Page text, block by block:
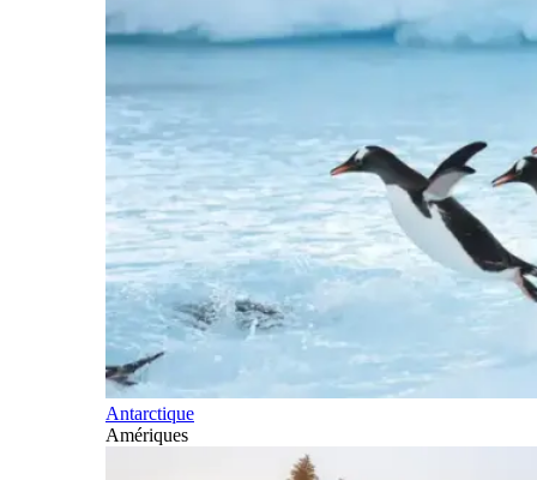
Antarctique
Amériques